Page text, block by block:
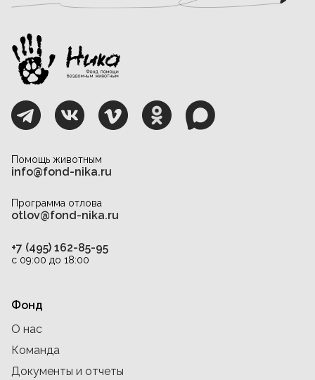
Помощь животным
info@fond-nika.ru
Программа отлова
otlov@fond-nika.ru
+7 (495) 162-85-95
с 09:00 до 18:00
Фонд
О нас
Команда
Документы и отчеты